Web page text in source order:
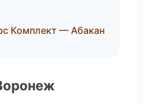
Комплект — Абакан